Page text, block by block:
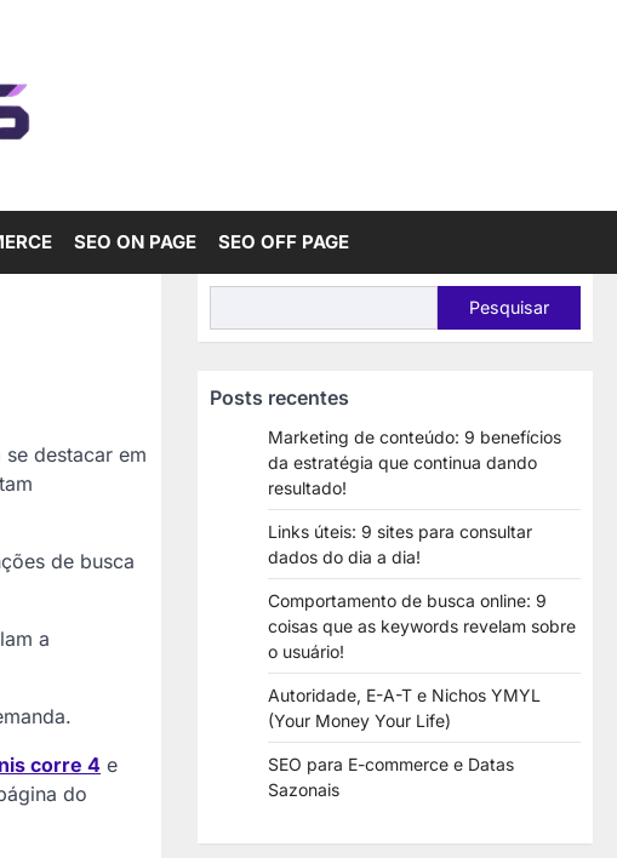
SEO ON PAGE SEO OFF PAGE
destacar em
de busca
a
corre 4 e
do
Pesquisar
Posts recentes
Marketing de conteúdo: 9 benefícios
da estratégia que continua dando
resultado!
Links úteis: 9 sites para consultar
dados do dia a dia!
Comportamento de busca online: 9
coisas que as keywords revelam sobre
o usuário!
Autoridade, E-A-T e Nichos YMYL
(Your Money Your Life)
SEO para E-commerce e Datas
Sazonais